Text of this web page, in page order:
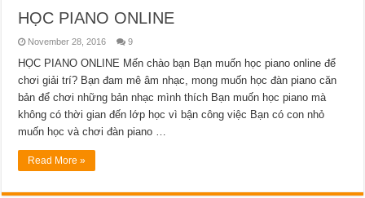
HỌC PIANO ONLINE
November 28, 2016 9
HỌC PIANO ONLINE Mến chào bạn Bạn muốn học piano online để
chơi giải trí? Bạn đam mê âm nhạc, mong muốn học đàn piano căn
bản để chơi những bản nhạc mình thích Bạn muốn học piano mà
không có thời gian đến lớp học vì bận công việc Bạn có con nhỏ
muốn học và chơi đàn piano …
Read More »